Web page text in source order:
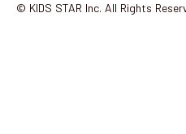
© KIDS STAR Inc. All Rights